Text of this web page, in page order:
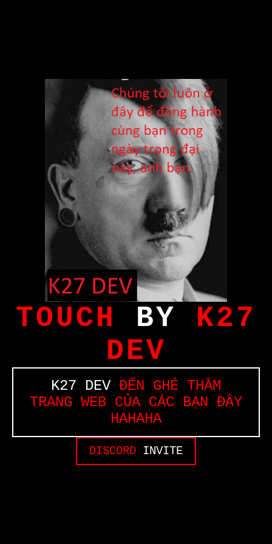
TOUCH BY K27
DEV
K27 DEVĐẾN GHÉ THĂM
TRANG WEB CỦA CÁC BẠN ĐÂY
HAHAHA
DISCORD INVITE